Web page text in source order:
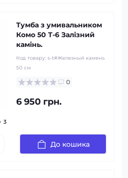
3
Тумба з умивальником
Комо 50 Т-6 Залізний
камінь.
Код товару: s-t#Железный камень
50 см
0
6 950 грн.
До кошика